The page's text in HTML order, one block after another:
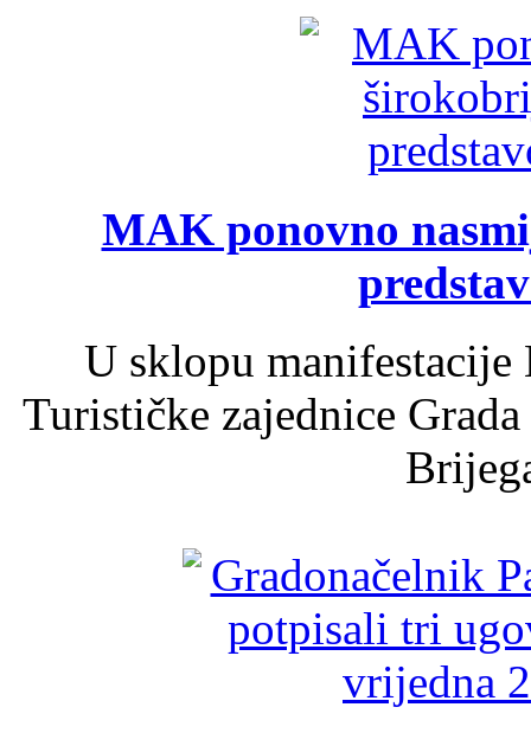
MAK ponovno
U sklopu
Turističke zajednice